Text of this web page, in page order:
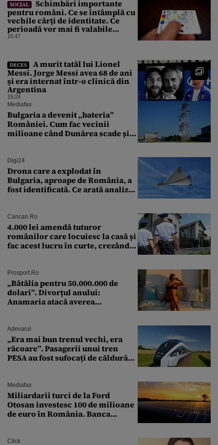
SOCIAL
Schimbări importante
pentru români. Ce se întâmplă cu
vechile cărți de identitate. Ce
perioadă vor mai fi valabile
buletinele clasice
15:47
DECES
A murit tatăl lui Lionel
Messi. Jorge Messi avea 68 de ani
și era internat într-o clinică din
Argentina
15:24
Mediafax
Bulgaria a devenit „bateria”
României. Cum fac vecinii
milioane când Dunărea scade și
Digi24
Drona care a explodat în
Bulgaria, aproape de România, a
fost identificată. Ce arată analiza
Cancan.ro
4.000 lei amendă tuturor
românilor care locuiesc la casă și
fac acest lucru în curte, crezând
Prosport.ro
„Bătălia pentru 50.000.000 de
dolari”. Divorțul anului:
Anamaria atacă averea
Adevarul
„Era mai bun trenul vechi, era
răcoare”. Pasagerii unui tren
PESA au fost sufocați de căldură
Mediafax
Miliardarii turci de la Ford
Otosan investesc 100 de milioane
de euro în România. Banca
Click